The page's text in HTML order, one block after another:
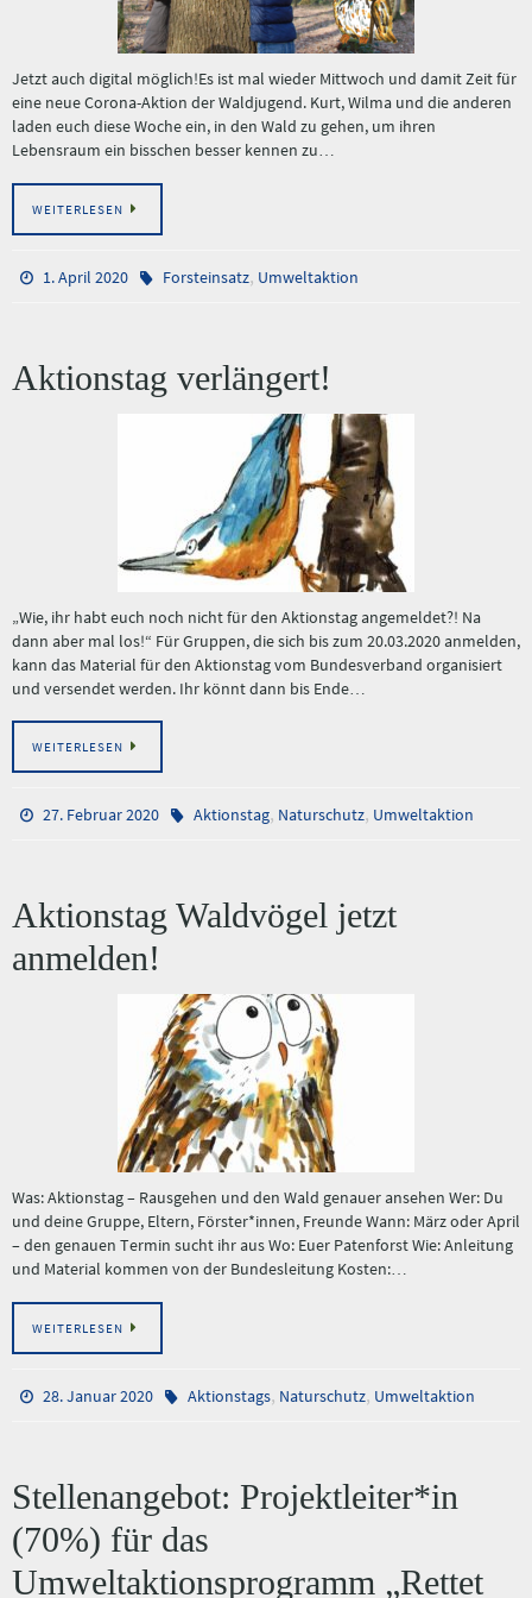
Jetzt auch digital möglich!Es ist mal wieder Mittwoch und damit Zeit für
eine neue Corona-Aktion der Waldjugend. Kurt, Wilma und die anderen
laden euch diese Woche ein, in den Wald zu gehen, um ihren
Lebensraum ein bisschen besser kennen zu…
WEITERLESEN
1. April 2020 Forsteinsatz, Umweltaktion
Aktionstag verlängert!
„Wie, ihr habt euch noch nicht für den Aktionstag angemeldet?! Na
dann aber mal los!“ Für Gruppen, die sich bis zum 20.03.2020 anmelden,
kann das Material für den Aktionstag vom Bundesverband organisiert
und versendet werden. Ihr könnt dann bis Ende…
WEITERLESEN
27. Februar 2020 Aktionstag, Naturschutz, Umweltaktion
Aktionstag Waldvögel jetzt
anmelden!
Was: Aktionstag – Rausgehen und den Wald genauer ansehen Wer: Du
und deine Gruppe, Eltern, Förster*innen, Freunde Wann: März oder April
– den genauen Termin sucht ihr aus Wo: Euer Patenforst Wie: Anleitung
und Material kommen von der Bundesleitung Kosten:…
WEITERLESEN
28. Januar 2020 Aktionstags, Naturschutz, Umweltaktion
Stellenangebot: Projektleiter*in
(70%) für das
Umweltaktionsprogramm „Rettet